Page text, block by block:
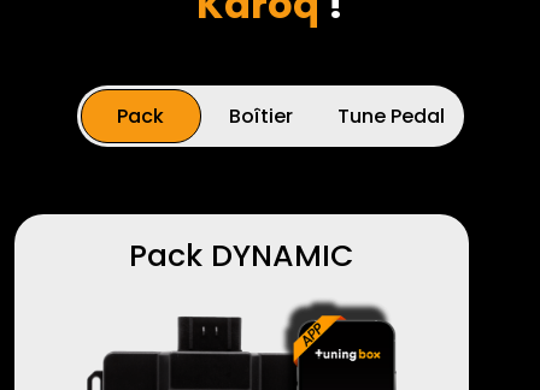
Pack Boîtier Tune Pedal
Pack DYNAMIC